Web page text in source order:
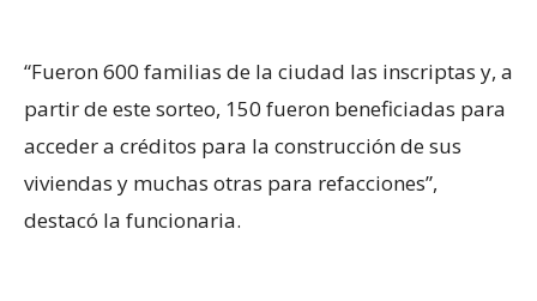
“Fueron 600 familias de la ciudad las inscriptas y, a
partir de este sorteo, 150 fueron beneficiadas para
acceder a créditos para la construcción de sus
viviendas y muchas otras para refacciones”,
destacó la funcionaria.